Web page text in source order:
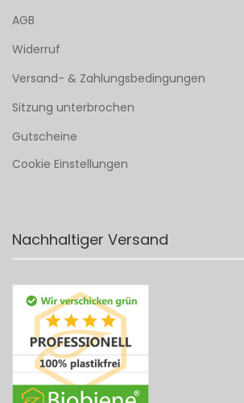
AGB
Widerruf
Versand- & Zahlungsbedingungen
Sitzung unterbrochen
Gutscheine
Cookie Einstellungen
Nachhaltiger Versand